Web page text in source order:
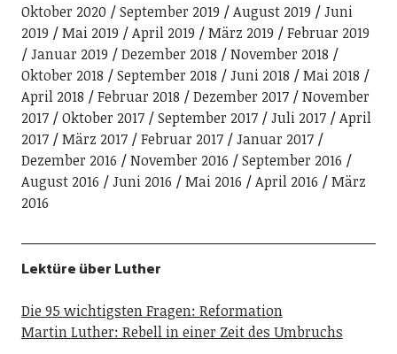
Oktober 2020 September 2019 August 2019
Juni
2019
Mai 2019 April 2019 März 2019
Februar 2019
Januar 2019
Dezember 2018
November 2018
Oktober 2018
September 2018 Juni 2018
Mai 2018
April 2018
Februar 2018 Dezember 2017
November
2017
Oktober 2017 September 2017 Juli 2017
April
2017
März 2017 Februar 2017
Januar 2017
Dezember 2016
November 2016
September 2016
August 2016
Juni 2016 Mai 2016 April 2016
März
2016
Lektüre über Luther
Die 95 wichtigsten Fragen: Reformation
Martin Luther: Rebell in einer Zeit des Umbruchs